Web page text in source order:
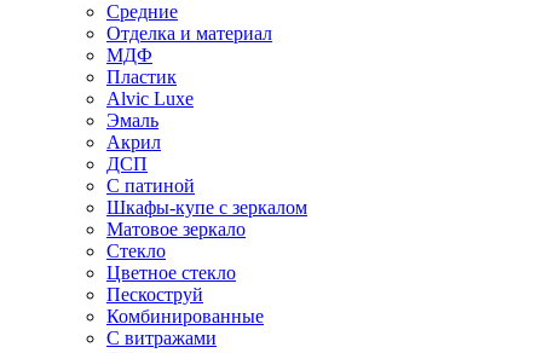
Средние
Отделка и материал
МДФ
Пластик
Alvic Luxe
Эмаль
Акрил
ДСП
С патиной
Шкафы-купе с зеркалом
Матовое зеркало
Стекло
Цветное стекло
Пескоструй
Комбинированные
С витражами